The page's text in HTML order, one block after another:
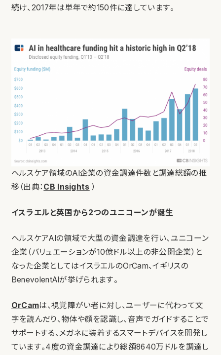
続け、2017年は単年で約150件に達しています。
ヘルスケア領域のAI企業の資金調達件数と調達総額の推
移（出典： CB Insights ）
イスラエルと英国から2つのユニコーンが誕生
ヘルスケアAIの領域で大型の資金調達を行い、ユニコーン
企業（バリュエーションが10億ドル以上の非公開企業）と
なった企業としてはイスラエルのOrCam、イギリスの
BenevolentAIが挙げられます。
OrCamは、視覚障がい者に対し、ユーザーに代わって文
字を読んだり、物体や顔を認識し、音声でガイドすることで
サポートする、メガネに装着するスマートデバイスを開発し
ています。4度の資金調達により総額8640万ドルを調達し